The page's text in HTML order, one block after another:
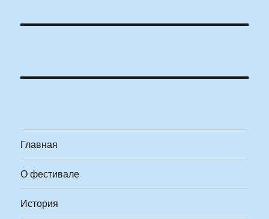
Главная
О фестивале
История